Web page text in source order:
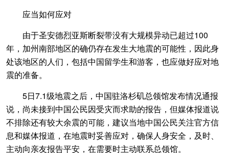
应当如何应对
由于圣安德烈亚斯断裂带没有大规模异动已超过100
年，加州南部地区的确仍存在发生大地震的可能性，因此身
处该地区的人们，包括中国留学生和游客，也应做好应对地
震的准备。
5日7.1级地震之后，中国驻洛杉矶总领馆发布情况通报
说，尚未接到中国公民因受灾而求助的报告，但媒体报道说
不排除还有较大余震的可能，建议当地中国公民关注官方信
息和媒体报道，在地震时妥善应对，确保人身安全，及时、
主动向亲友报告平安，在需要时主动联系总领馆。